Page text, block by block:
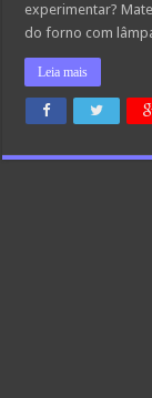
experimentar?
do forno com
Leia mais